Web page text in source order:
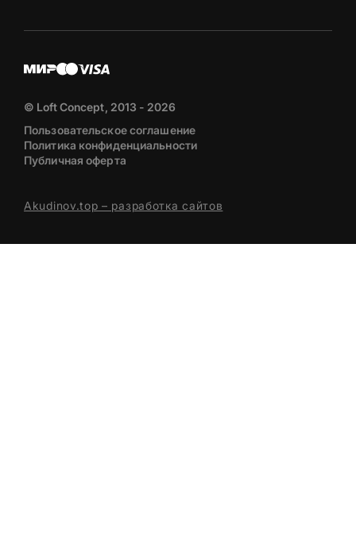
© Loft Concept, 2013 - 2026
Пользовательское соглашение
Политика конфиденциальности
Публичная оферта
Akudinov.top – разработка сайтов